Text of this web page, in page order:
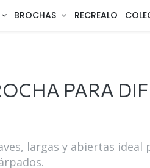
BROCHAS RECREALO
PARA
largas y abiertas